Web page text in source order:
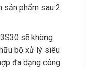
sản phẩm sau 2
sẽ không
bộ xử lý siêu
đa dạng công